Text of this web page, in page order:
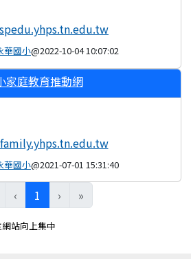
華國小@2022-10-04 10:07:02
庭教育推動網
華國小@2021-07-01 15:31:40
‹ 1 (目前頁次)
› »
站向上集中